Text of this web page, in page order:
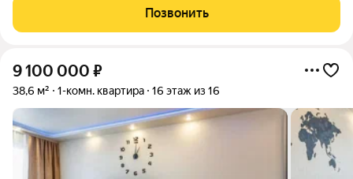
доступности, в том числе школа, детский сад и уютный парк
отдыха. Удобный выезд на КАД и ЗСД. У
Позвонить
9 100 000 ₽
38,6 м² 1-комн. квартира 16 этаж из 16